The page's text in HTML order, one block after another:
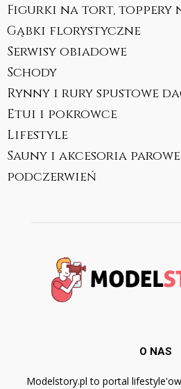
Figurki na tort, toppery
Gąbki florystyczne
Serwisy obiadowe
Schody
Rynny i rury spustowe
Etui i pokrowce
Lifestyle
Sauny i akcesoria
podczerwień
O NAS
Modelstory.pl to portal